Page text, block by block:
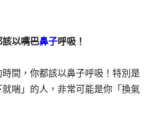
該以嘴巴鼻子呼吸！
間，你都該以鼻子呼吸！特別是
就喘」的人，非常可能是你「換氣